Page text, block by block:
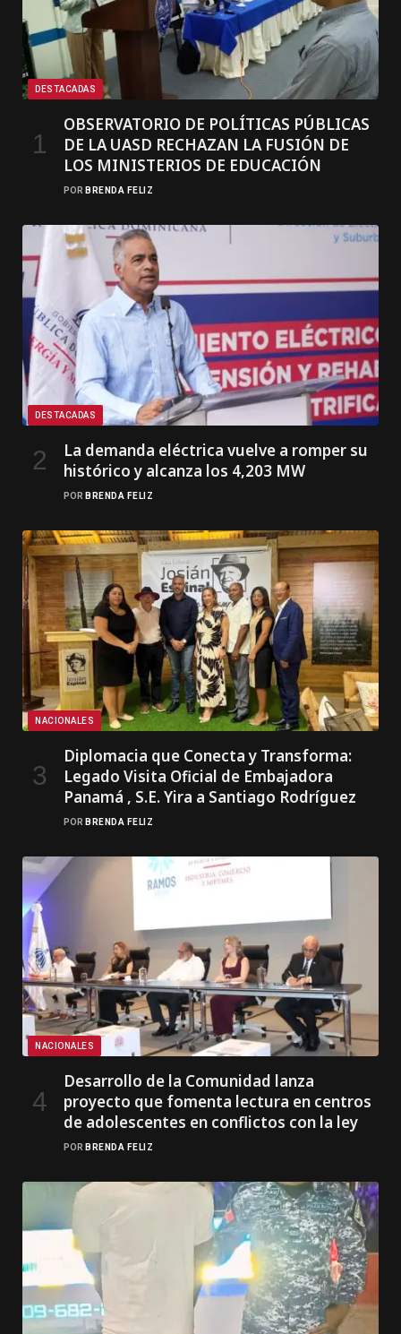
DESTACADAS
OBSERVATORIO DE POLÍTICAS PÚBLICAS
DE LA UASD RECHAZAN LA FUSIÓN DE
LOS MINISTERIOS DE EDUCACIÓN
POR BRENDA FELIZ
DESTACADAS
La demanda eléctrica vuelve a romper su
histórico y alcanza los 4,203 MW
POR BRENDA FELIZ
NACIONALES
Diplomacia que Conecta y Transforma:
Legado Visita Oficial de Embajadora
Panamá , S.E. Yira a Santiago Rodríguez
POR BRENDA FELIZ
NACIONALES
Desarrollo de la Comunidad lanza
proyecto que fomenta lectura en centros
de adolescentes en conflictos con la ley
POR BRENDA FELIZ